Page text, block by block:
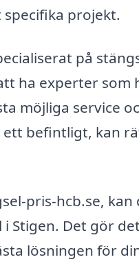
projekt.
på
ha experter
möjliga service
befintligt, kan
pris-hcb.se,
Stigen. Det gör
lösningen för